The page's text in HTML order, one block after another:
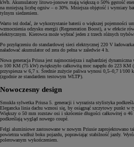
kWh. Akumulatory litowo-jonowe mają większą o 50% gęstość
na mniejszą liczbę ogniw – o 30%. Mniejsza objętość i wymiary
tylnym siedzeniem.
Warto też dodać, że wykorzystanie baterii o większej pojemności
wzmocnienia odzysku energii (Regeneration Boost), a w efekcie
elektrycznym. Kierowca może wybrać jeden z trzech różnych
Po przyłączeniu do standardowej sieci elektrycznej 220 V
naładować akumulator od zera do pełna w zaledwie 4 h.
Nowa generacja Priusa jest najmocniejsza i najbardziej
o 100 KM (75 kW) zwiększyło całkowitą moc napędu do 223
przyspiesza w 6,7 s. Średnie zużycie paliwa wynosi 0,5–0,7 l/100
(zgodnie ze standardem testowym WLTP).
Nowoczesny design
Smukła sylwetka Priusa 5. generacji i wyrazista stylistyka
Elegancka linia dachu wznosi się, by osiągnąć szczytowy punkt w
Większy o 50 mm rozstaw osi i skrócenie długości całkowitej o
podkreślają wygląd nowego coupé.
Felgi aluminiowe zastosowane w nowym Priusie zaprojektowano
powietrza wzdłuż boku pojazdu, poprawiając stabilność jazdy.
polerowanym wykończeniem.